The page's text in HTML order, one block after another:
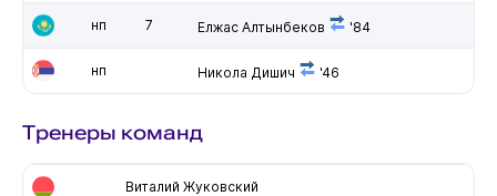
нп 7 Елжас Алтынбеков '84
нп Никола Дишич '46
Тренеры команд
Виталий Жуковский